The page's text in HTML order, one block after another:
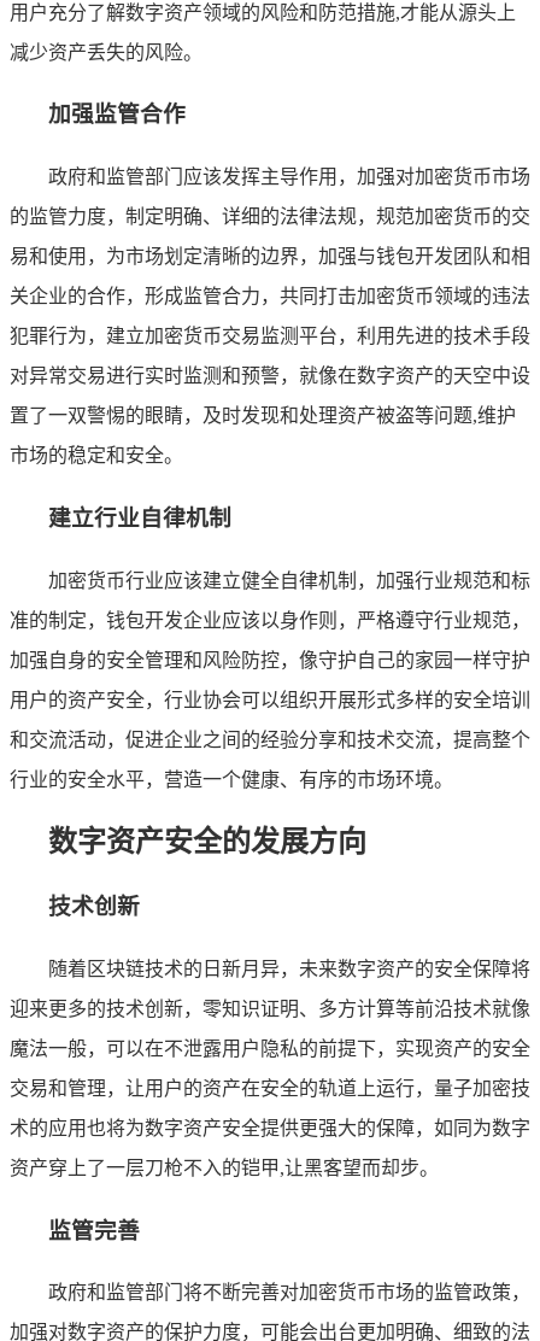
用户充分了解数字资产领域的风险和防范措施,才能从源头上
减少资产丢失的风险。
加强监管合作
政府和监管部门应该发挥主导作用，加强对加密货币市场
的监管力度，制定明确、详细的法律法规，规范加密货币的交
易和使用，为市场划定清晰的边界，加强与钱包开发团队和相
关企业的合作，形成监管合力，共同打击加密货币领域的违法
犯罪行为，建立加密货币交易监测平台，利用先进的技术手段
对异常交易进行实时监测和预警，就像在数字资产的天空中设
置了一双警惕的眼睛，及时发现和处理资产被盗等问题,维护
市场的稳定和安全。
建立行业自律机制
加密货币行业应该建立健全自律机制，加强行业规范和标
准的制定，钱包开发企业应该以身作则，严格遵守行业规范，
加强自身的安全管理和风险防控，像守护自己的家园一样守护
用户的资产安全，行业协会可以组织开展形式多样的安全培训
和交流活动，促进企业之间的经验分享和技术交流，提高整个
行业的安全水平，营造一个健康、有序的市场环境。
数字资产安全的发展方向
技术创新
随着区块链技术的日新月异，未来数字资产的安全保障将
迎来更多的技术创新，零知识证明、多方计算等前沿技术就像
魔法一般，可以在不泄露用户隐私的前提下，实现资产的安全
交易和管理，让用户的资产在安全的轨道上运行，量子加密技
术的应用也将为数字资产安全提供更强大的保障，如同为数字
资产穿上了一层刀枪不入的铠甲,让黑客望而却步。
监管完善
政府和监管部门将不断完善对加密货币市场的监管政策，
加强对数字资产的保护力度，可能会出台更加明确、细致的法